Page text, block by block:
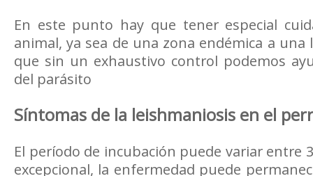
En este punto hay que tener especial
animal, ya sea de una zona endémica a una
que sin un exhaustivo control podemos
del parásito
Síntomas de la leishmaniosis en el
El período de incubación puede variar entre
excepcional, la enfermedad puede